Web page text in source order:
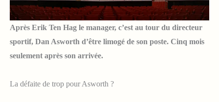
Après Erik Ten Hag le manager, c’est au tour du directeur
sportif, Dan Asworth d’être limogé de son poste. Cinq mois
seulement après son arrivée.
La défaite de trop pour Asworth ?